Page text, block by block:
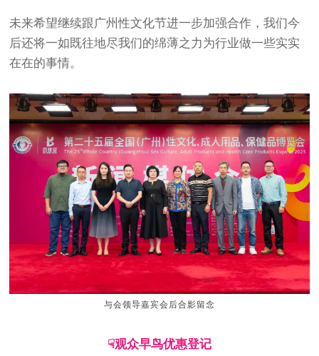
未来希望继续跟广州性文化节进一步加强合作，我们今
后还将一如既往地尽我们的绵薄之力为行业做一些实实
在在的事情。
与会领导嘉宾会后合影留念
☟观众早鸟优惠登记